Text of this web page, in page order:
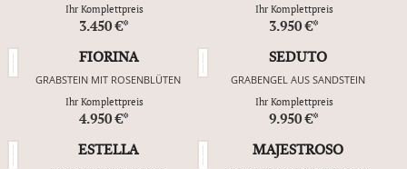
Ihr Komplettpreis
3.450 €*
Ihr Komplettpreis
3.950 €*
FIORINA
GRABSTEIN MIT ROSENBLÜTEN
Ihr Komplettpreis
4.950 €*
SEDUTO
GRABENGEL AUS SANDSTEIN
Ihr Komplettpreis
9.950 €*
ESTELLA
MAJESTROSO